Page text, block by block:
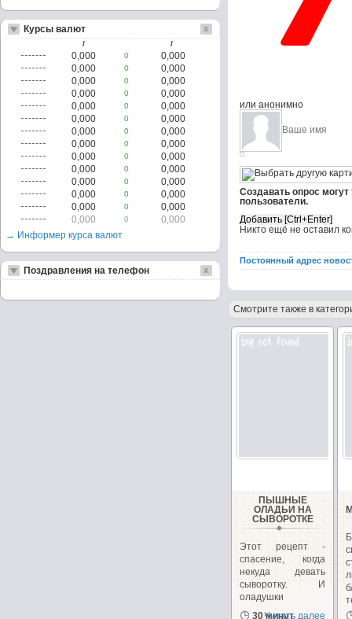
или анонимно
Создавать опрос
пользователи.
Никто ещё не оставил
Постоянный адрес
Смотрите также в
ПЫШНЫЕ
ОЛАДЬИ НА
СЫВОРОТКЕ
Этот рецепт -
спасение, когда
некуда девать
сыворотку. И
оладушки
получаются...
30 минут
Читать далее
Курсы валют
/ /
0,000 0
0,000
0,000
0
0,000
0,000
0
0,000
0,000
0
0,000
0,000
0
0,000
0,000
0
0,000
0,000
0
0,000
0,000
0
0,000
0,000
0
0,000
0,000
0
0,000
0,000
0
0,000
0,000
0
0,000
0,000
0
0,000
0,000
0
0,000
→ Информер курса валют
Поздравления на телефон